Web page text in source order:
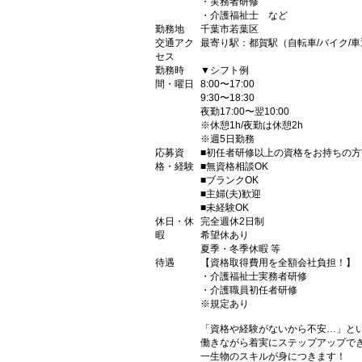
・介護福祉士 など
勤務地
千葉市若葉区
交通アク
セス
最寄り駅：都賀駅（自転車/バイク/車
勤務時
間・曜日
▼シフト例
8:00〜17:00
9:30〜18:30
夜勤17:00〜翌10:00
※休憩1h/夜勤は休憩2h
※週5日勤務
応募資
格・経験
■初任者研修以上の資格をお持ちの
■無資格相談OK
■ブランクOK
■主婦(夫)歓迎
■未経験OK
休日・休
暇
完全週休2日制
希望休あり
夏季・冬季休暇 等
待遇
【資格取得費用を全額会社負担！】
・介護福祉士実務者研修
・介護職員初任者研修
※規定あり
「資格や経験がないから不安…」と
働きながら着実にステップアップでき
一生物のスキルが身につきます！